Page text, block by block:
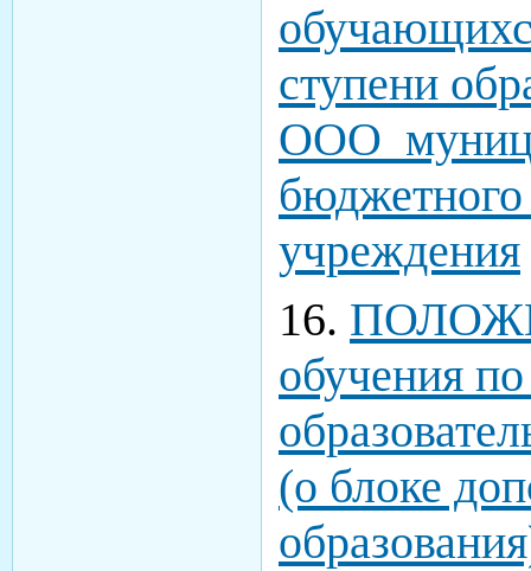
ступени
ООО
бюджетного
учреждения
16.
обучения
(о блоке